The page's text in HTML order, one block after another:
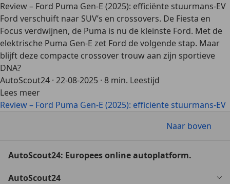
Review – Ford Puma Gen-E (2025): efficiënte stuurmans-EV
Ford verschuift naar SUV’s en crossovers. De Fiesta en
Focus verdwijnen, de Puma is nu de kleinste Ford. Met de
elektrische Puma Gen-E zet Ford de volgende stap. Maar
blijft deze compacte crossover trouw aan zijn sportieve
DNA?
AutoScout24 · 22-08-2025 · 8 min. Leestijd
Lees meer
Review – Ford Puma Gen-E (2025): efficiënte stuurmans-EV
Naar boven
AutoScout24: Europees online autoplatform.
AutoScout24